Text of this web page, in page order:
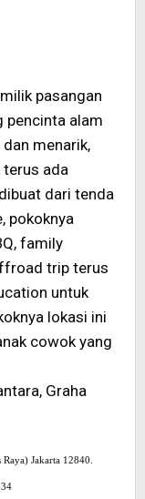
pasangan
pencinta alam
menarik,
ada
dari tenda
pokoknya
family
trip terus
untuk
lokasi ini
cowok yang
Graha
Jakarta 12840.